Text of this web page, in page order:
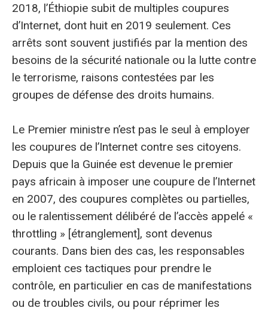
2018, l’Éthiopie subit de multiples coupures
d’Internet, dont huit en 2019 seulement. Ces
arrêts sont souvent justifiés par la mention des
besoins de la sécurité nationale ou la lutte contre
le terrorisme, raisons contestées par les
groupes de défense des droits humains.
Le Premier ministre n’est pas le seul à employer
les coupures de l’Internet contre ses citoyens.
Depuis que la Guinée est devenue le premier
pays africain à imposer une coupure de l’Internet
en 2007, des coupures complètes ou partielles,
ou le ralentissement délibéré de l’accès appelé «
throttling » [étranglement], sont devenus
courants. Dans bien des cas, les responsables
emploient ces tactiques pour prendre le
contrôle, en particulier en cas de manifestations
ou de troubles civils, ou pour réprimer les